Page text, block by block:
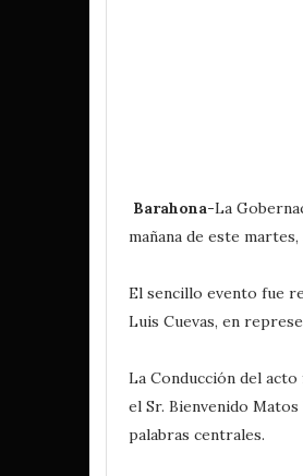
Barahona-La
mañana de este
El sencillo evento fue
Luis Cuevas, en
La Conducción del
el Sr. Bienvenido
palabras centrales.